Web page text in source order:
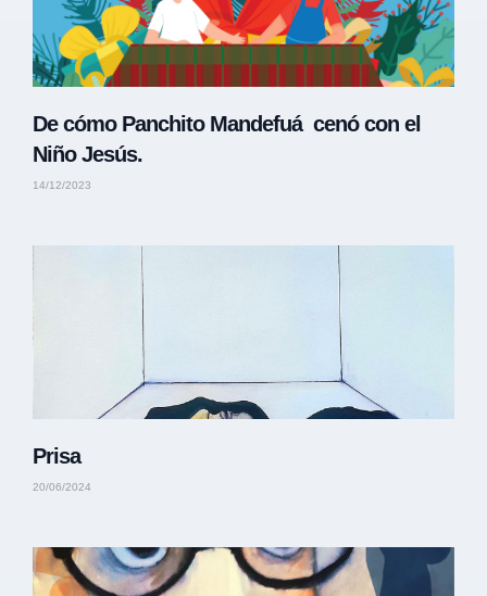
De cómo Panchito Mandefuá cenó con el
Niño Jesús.
14/12/2023
Prisa
20/06/2024